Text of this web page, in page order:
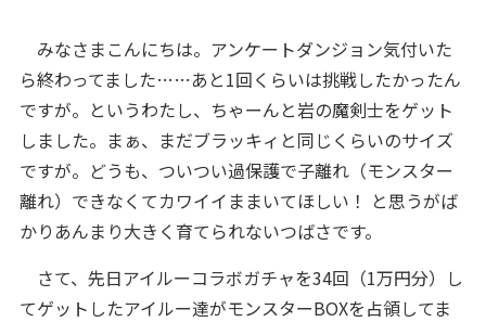
みなさまこんにちは。アンケートダンジョン気付いた
ら終わってました……あと1回くらいは挑戦したかったん
ですが。というわたし、ちゃーんと岩の魔剣士をゲット
しました。まぁ、まだブラッキィと同じくらいのサイズ
ですが。どうも、ついつい過保護で子離れ（モンスター
離れ）できなくてカワイイままいてほしい！ と思うがば
かりあんまり大きく育てられないつばさです。
さて、先日アイルーコラボガチャを34回（1万円分）し
てゲットしたアイルー達がモンスターBOXを占領してま